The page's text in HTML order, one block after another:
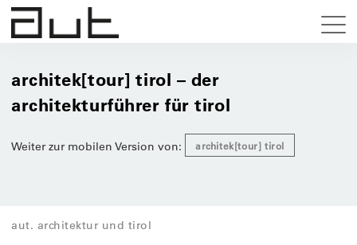
architek[tour] tirol – der
architekturführer für tirol
Weiter zur mobilen Version von: architek[tour] tirol
aut. architektur und tirol